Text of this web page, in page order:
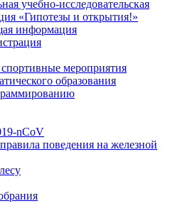
учебно-исследовательская
«Гипотезы и открытия!»
информация
мероприятия
образования
nCoV
поведения на железной